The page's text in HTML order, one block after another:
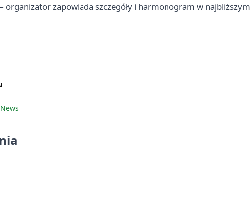
— organizator zapowiada szczegóły i harmonogram w najbliższym